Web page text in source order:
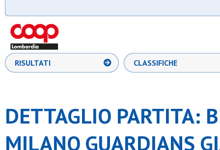
Euphoria
F.g. calcio
Filarete
Leone xiii sport
Meda sport
Milano guardians
Milano wolves
RISULTATI CLASSIFICHE
DETTAGLIO PARTITA:
MILANO GUARDIANS